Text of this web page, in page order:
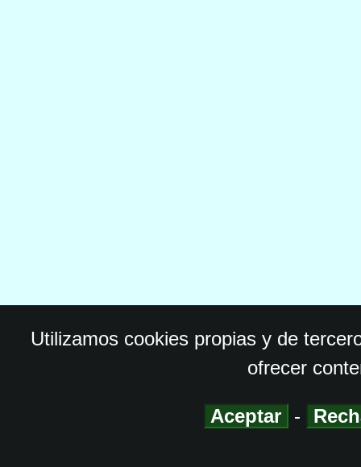
Utilizamos cookies propias y de
ofrecer
Aceptar -